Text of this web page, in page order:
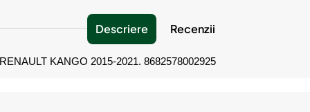
Descriere Recenzii
KANGO 2015-2021. 8682578002925